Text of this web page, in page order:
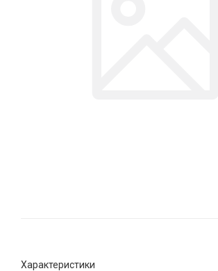
Характеристики